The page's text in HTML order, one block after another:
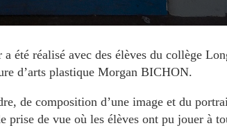
été réalisé avec des élèves du collège
d’arts plastique Morgan BICHON.
de composition d’une image et du
prise de vue où les élèves ont pu jouer à